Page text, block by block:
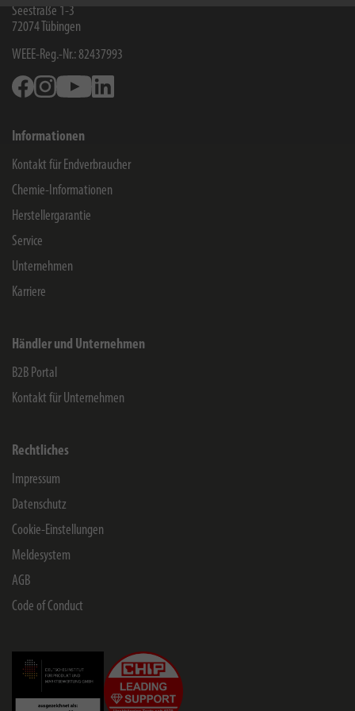
Seestraße 1-3
72074 Tübingen
WEEE-Reg.-Nr.: 82437993
FacebookInstagramYoutube
Informationen
Kontakt für Endverbraucher
Chemie-Informationen
Herstellergarantie
Service
Unternehmen
Karriere
Händler und Unternehmen
B2B Portal
Kontakt für Unternehmen
Rechtliches
Impressum
Datenschutz
Cookie-Einstellungen
Meldesystem
AGB
Code of Conduct